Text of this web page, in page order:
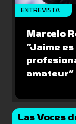
ENTREVISTA
Marcelo
“Jaime
amateur”
Las Voces